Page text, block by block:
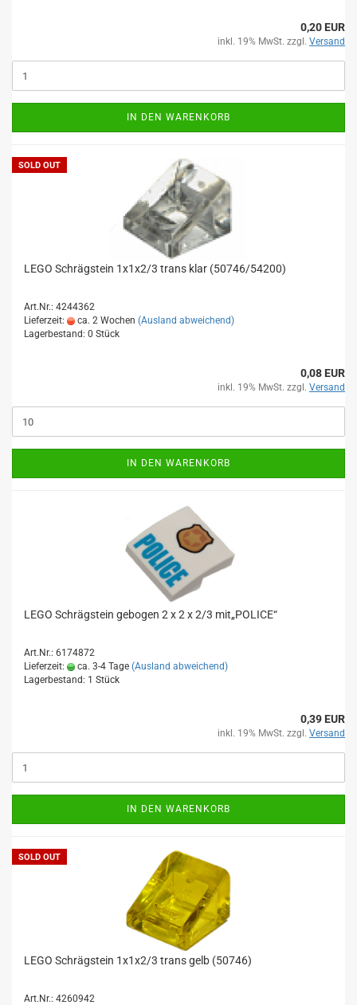
0,20 EUR
inkl. 19% MwSt. zzgl. Versand
IN DEN WARENKORB
SOLD OUT
LEGO Schrägstein 1x1x2/3 trans klar (50746/54200)
Art.Nr.: 4244362
Lieferzeit:
ca. 2 Wochen (Ausland abweichend)
Lagerbestand: 0 Stück
0,08 EUR
inkl. 19% MwSt. zzgl. Versand
IN DEN WARENKORB
LEGO Schrägstein gebogen 2 x 2 x 2/3 mit„POLICE“
Art.Nr.: 6174872
Lieferzeit:
ca. 3-4 Tage (Ausland abweichend)
Lagerbestand: 1 Stück
0,39 EUR
inkl. 19% MwSt. zzgl. Versand
IN DEN WARENKORB
SOLD OUT
LEGO Schrägstein 1x1x2/3 trans gelb (50746)
Art.Nr.: 4260942